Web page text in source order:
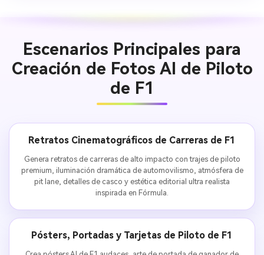
Escenarios Principales para
Creación de Fotos AI de Piloto
de F1
Retratos Cinematográficos de Carreras de F1
Genera retratos de carreras de alto impacto con trajes de piloto
premium, iluminación dramática de automovilismo, atmósfera de
pit lane, detalles de casco y estética editorial ultra realista
inspirada en Fórmula.
Pósters, Portadas y Tarjetas de Piloto de F1